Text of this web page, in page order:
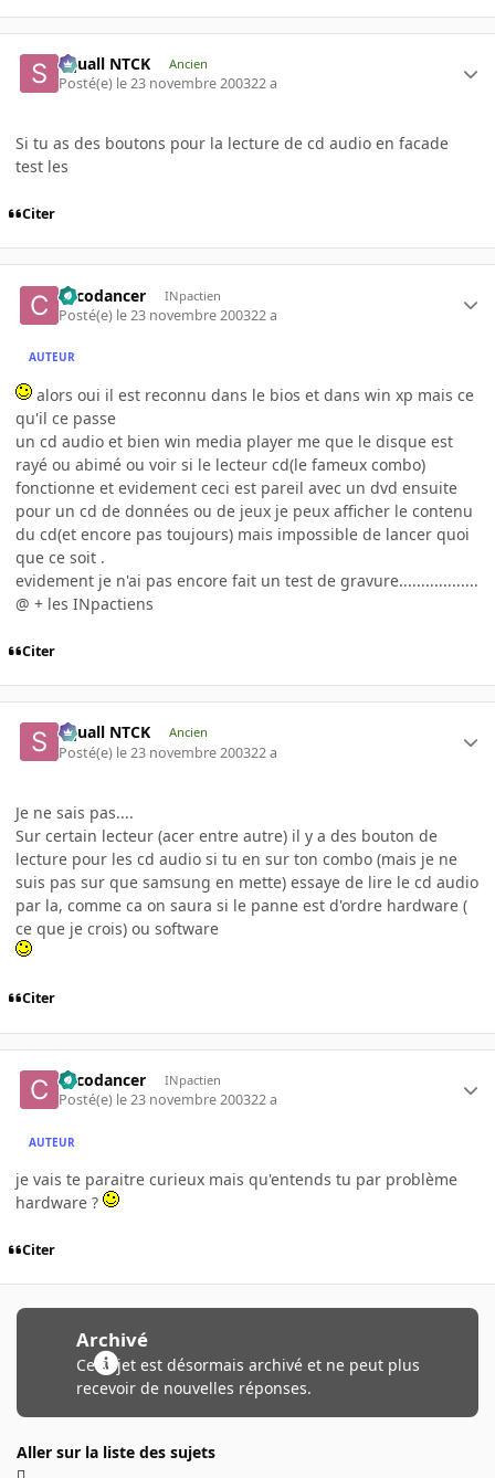
Squall NTCK Ancien
Posté(e) le 23 novembre 200322 a
Si tu as des boutons pour la lecture de cd audio en facade
test les
Citer
cocodancer INpactien
Posté(e) le 23 novembre 200322 a
AUTEUR
alors oui il est reconnu dans le bios et dans win xp mais ce
qu'il ce passe
un cd audio et bien win media player me que le disque est
rayé ou abimé ou voir si le lecteur cd(le fameux combo)
fonctionne et evidement ceci est pareil avec un dvd ensuite
pour un cd de données ou de jeux je peux afficher le contenu
du cd(et encore pas toujours) mais impossible de lancer quoi
que ce soit .
evidement je n'ai pas encore fait un test de gravure..................
@ + les INpactiens
Citer
Squall NTCK Ancien
Posté(e) le 23 novembre 200322 a
Je ne sais pas....
Sur certain lecteur (acer entre autre) il y a des bouton de
lecture pour les cd audio si tu en sur ton combo (mais je ne
suis pas sur que samsung en mette) essaye de lire le cd audio
par la, comme ca on saura si le panne est d'ordre hardware (
ce que je crois) ou software
Citer
cocodancer INpactien
Posté(e) le 23 novembre 200322 a
AUTEUR
je vais te paraitre curieux mais qu'entends tu par problème
hardware ?
Citer
Archivé
Ce sujet est désormais archivé et ne peut plus
recevoir de nouvelles réponses.
Aller sur la liste des sujets